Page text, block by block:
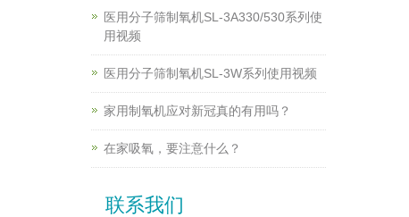
医用分子筛制氧机SL-3A330/530系列使
用视频
医用分子筛制氧机SL-3W系列使用视频
家用制氧机应对新冠真的有用吗？
在家吸氧，要注意什么？
联系我们